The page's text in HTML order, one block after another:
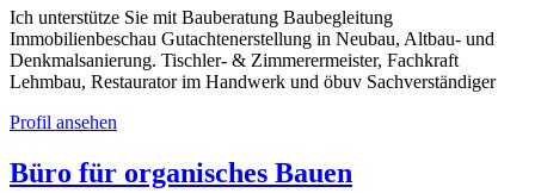
Ich unterstütze Sie mit Bauberatung Baubegleitung
Immobilienbeschau Gutachtenerstellung in Neubau, Altbau- und
Denkmalsanierung. Tischler- & Zimmerermeister, Fachkraft
Lehmbau, Restaurator im Handwerk und öbuv Sachverständiger
Profil ansehen
Büro für organisches Bauen